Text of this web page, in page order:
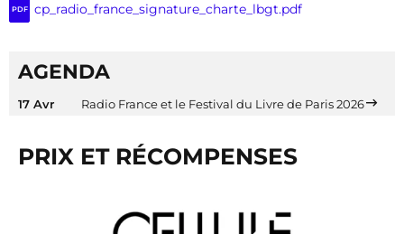
PDF cp_radio_france_signature_charte_lbgt.pdf
AGENDA
17 Avr Radio France et le Festival du Livre de Paris 2026
PRIX ET RÉCOMPENSES